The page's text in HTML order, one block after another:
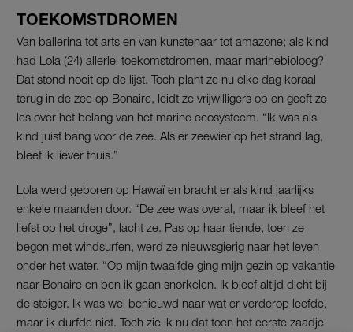
TOEKOMSTDROMEN
Van ballerina tot arts en van kunstenaar tot amazone; als kind
had Lola (24) allerlei toekomstdromen, maar marinebioloog?
Dat stond nooit op de lijst. Toch plant ze nu elke dag koraal
terug in de zee op Bonaire, leidt ze vrijwilligers op en geeft ze
les over het belang van het marine ecosysteem. “Ik was als
kind juist bang voor de zee. Als er zeewier op het strand lag,
bleef ik liever thuis.”
Lola werd geboren op Hawaï en bracht er als kind jaarlijks
enkele maanden door. “De zee was overal, maar ik bleef het
liefst op het droge”, lacht ze. Pas op haar tiende, toen ze
begon met windsurfen, werd ze nieuwsgierig naar het leven
onder het water. “Op mijn twaalfde ging mijn gezin op vakantie
naar Bonaire en ben ik gaan snorkelen. Ik bleef altijd dicht bij
de steiger. Ik was wel benieuwd naar wat er verderop leefde,
maar ik durfde niet. Toch zie ik nu dat toen het eerste zaadje